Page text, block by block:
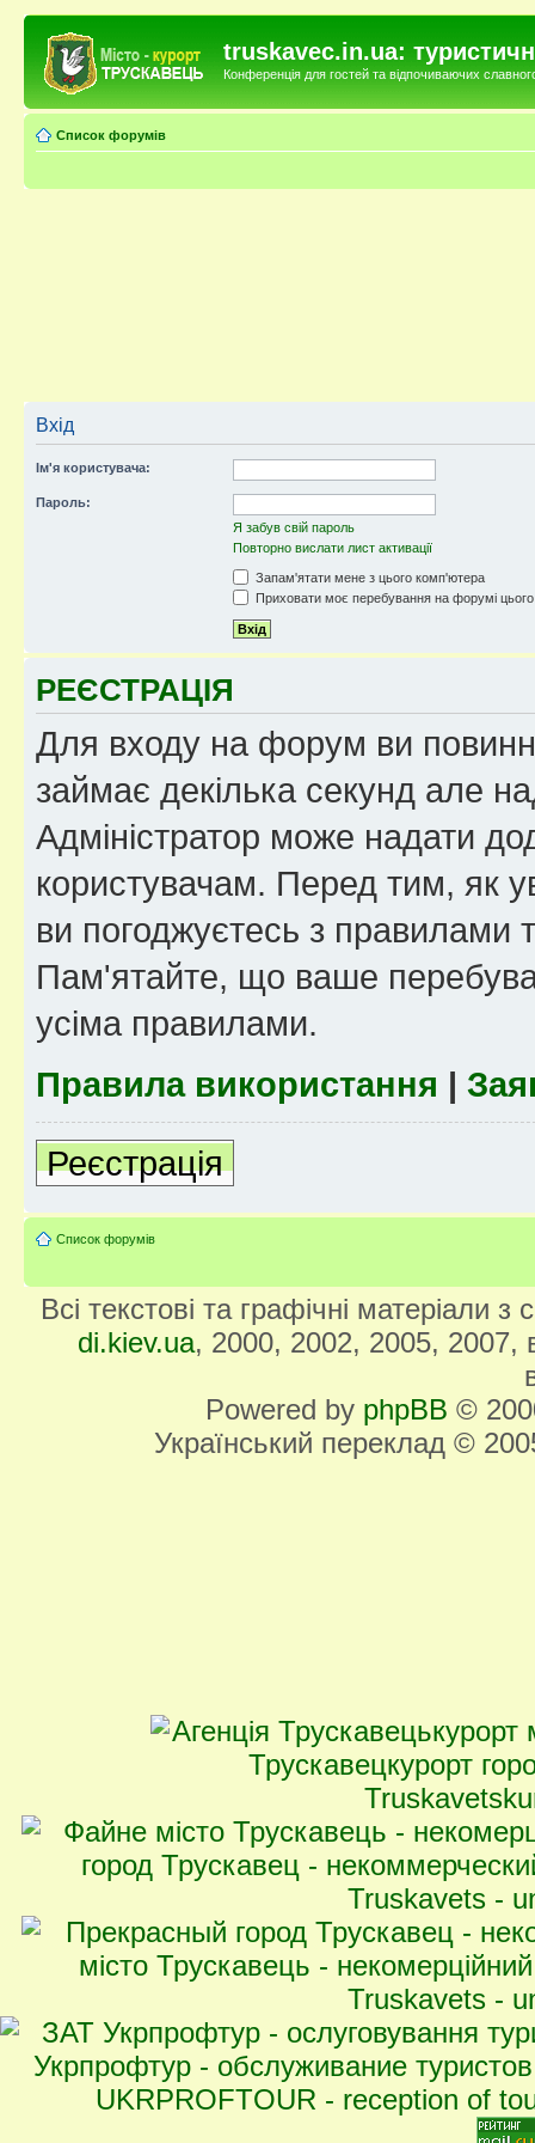
truskavec.in.ua:
Конференція для гостей та відпочиваючих
Список форумів
Вхід
Ім'я користувача:
Пароль:
Я забув свій пароль
Повторно вислати лист активації
Запам'ятати мене з цього комп'ютера
Приховати моє перебування на форумі
РЕЄСТРАЦІЯ
Для входу на форум ви
займає декілька секунд але
Адміністратор може надати
користувачам. Перед тим, як
ви погоджуєтесь з правилами
Пам'ятайте, що ваше
усіма правилами.
Правила використання |
Реєстрація
Список форумів
Всі текстові та графічні матеріали
di.kiev.ua, 2000, 2002, 2005, 2007,
Powered by phpBB ©
Український переклад ©